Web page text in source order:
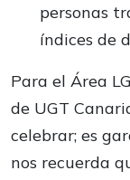
personas
índices de
Para el Área
de UGT
celebrar; es
nos recuerda